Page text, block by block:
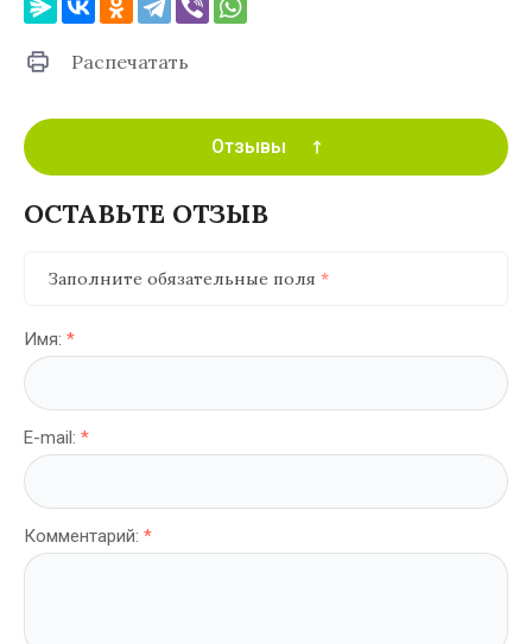
Распечатать
Отзывы
ОСТАВЬТЕ ОТЗЫВ
Заполните обязательные поля *
Имя: *
E-mail: *
Комментарий: *